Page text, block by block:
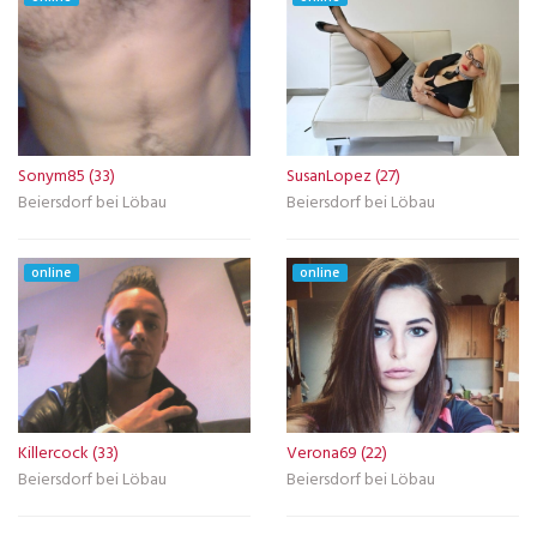
Sonym85 (33)
Beiersdorf bei Löbau
SusanLopez (27)
Beiersdorf bei Löbau
online
Killercock (33)
Beiersdorf bei Löbau
online
Verona69 (22)
Beiersdorf bei Löbau